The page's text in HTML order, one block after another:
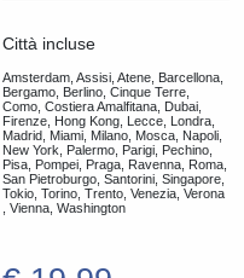
Città incluse
Amsterdam, Assisi, Atene, Barcellona,
Bergamo, Berlino, Cinque Terre,
Como, Costiera Amalfitana, Dubai,
Firenze, Hong Kong, Lecce, Londra,
Madrid, Miami, Milano, Mosca, Napoli,
New York, Palermo, Parigi, Pechino,
Pisa, Pompei, Praga, Ravenna, Roma,
San Pietroburgo, Santorini, Singapore,
Tokio, Torino, Trento, Venezia, Verona
, Vienna, Washington